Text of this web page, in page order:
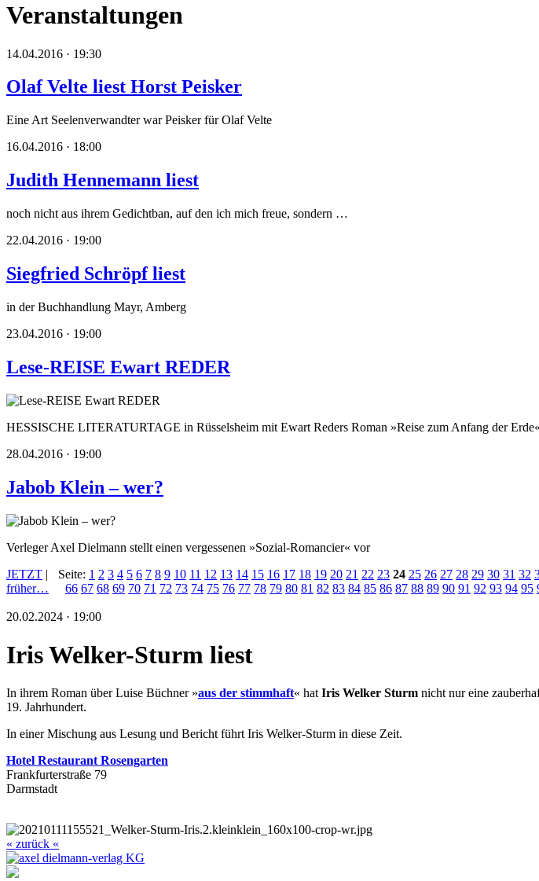
Veranstaltungen
14.04.2016 · 19:30
Olaf Velte liest Horst Peisker
Eine Art Seelenverwandter war Peisker für Olaf Velte
16.04.2016 · 18:00
Judith Hennemann liest
noch nicht aus ihrem Gedichtban, auf den ich mich freue, sondern …
22.04.2016 · 19:00
Siegfried Schröpf liest
in der Buchhandlung Mayr, Amberg
23.04.2016 · 19:00
Lese-REISE Ewart REDER
HESSISCHE LITERATURTAGE in Rüsselsheim mit Ewart Reders Roman »Reise zum Anfang der Erde«
28.04.2016 · 19:00
Jabob Klein – wer?
Verleger Axel Dielmann stellt einen vergessenen »Sozial-Romancier« vor
JETZT |
früher…
Seite: 1 2 3 4 5 6 7 8 9 10 11 12 13 14 15 16 17 18 19 20 21 22 23 24 25 26 27 28 29 30 31 32
66 67 68 69 70 71 72 73 74 75 76 77 78 79 80 81 82 83 84 85 86 87 88 89 90 91 92 93 94 95
20.02.2024 · 19:00
Iris Welker-Sturm liest
In ihrem Roman über Luise Büchner »aus der stimmhaft« hatIris Welker Sturm nicht nur eine
19. Jahrhundert.
In einer Mischung aus Lesung und Bericht führt Iris Welker-Sturm in diese Zeit.
Hotel Restaurant Rosengarten
Frankfurterstraße 79
Darmstadt
« zurück «